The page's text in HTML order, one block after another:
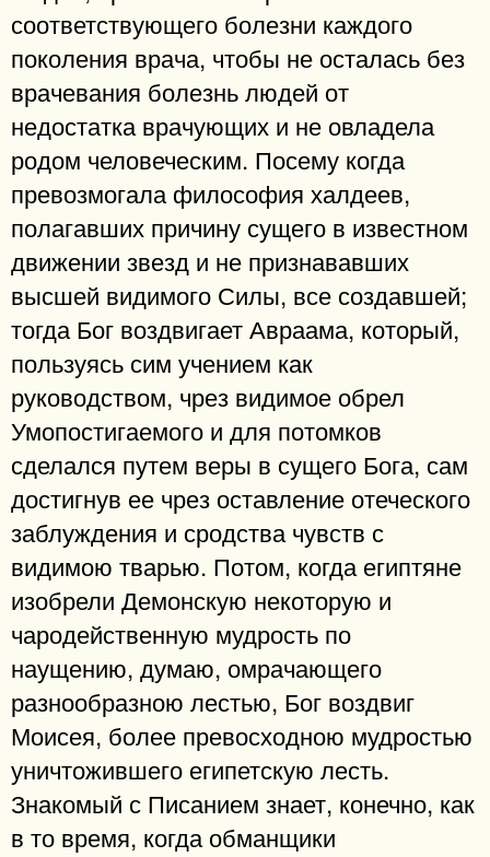
соответствующего болезни каждого
поколения врача, чтобы не осталась без
врачевания болезнь людей от
недостатка врачующих и не овладела
родом человеческим. Посему когда
превозмогала философия халдеев,
полагавших причину сущего в известном
движении звезд и не признававших
высшей видимого Силы, все создавшей;
тогда Бог воздвигает Авраама, который,
пользуясь сим учением как
руководством, чрез видимое обрел
Умопостигаемого и для потомков
сделался путем веры в сущего Бога, сам
достигнув ее чрез оставление отеческого
заблуждения и сродства чувств с
видимою тварью. Потом, когда египтяне
изобрели Демонскую некоторую и
чародейственную мудрость по
наущению, думаю, омрачающего
разнообразною лестью, Бог воздвиг
Моисея, более превосходною мудростью
уничтожившего египетскую лесть.
Знакомый с Писанием знает, конечно, как
в то время, когда обманщики